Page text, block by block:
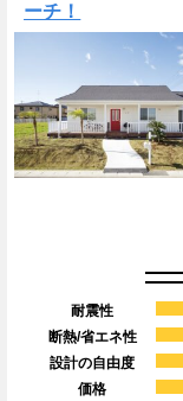
ーチ！
耐震性
断熱/省エネ性
設計の自由度
価格